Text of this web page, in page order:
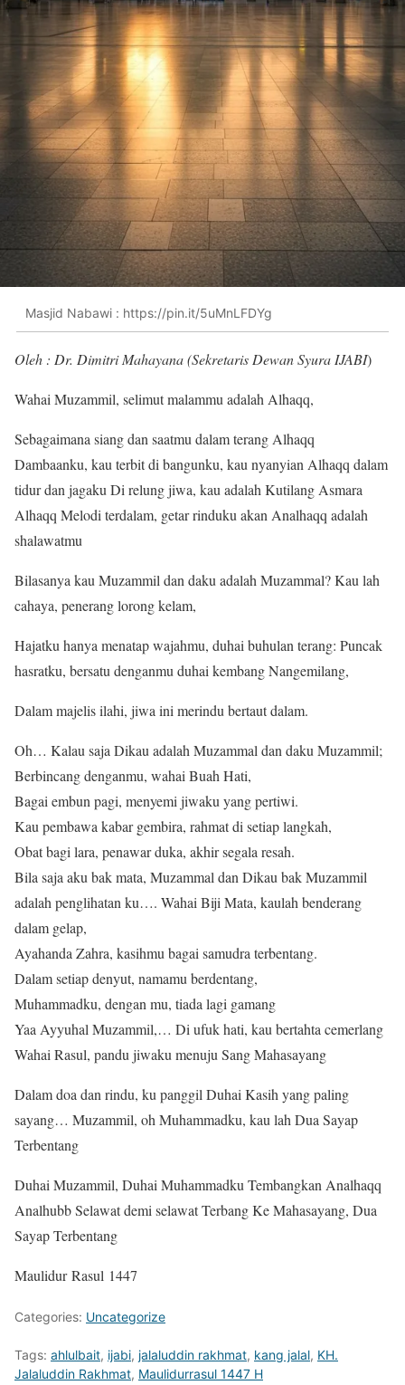
Masjid Nabawi : https://pin.it/5uMnLFDYg
Oleh : Dr. Dimitri Mahayana (Sekretaris Dewan Syura IJABI)
Wahai Muzammil, selimut malammu adalah Alhaqq,
Sebagaimana siang dan saatmu dalam terang Alhaqq
Dambaanku, kau terbit di bangunku, kau nyanyian Alhaqq dalam
tidur dan jagaku Di relung jiwa, kau adalah Kutilang Asmara
Alhaqq Melodi terdalam, getar rinduku akan Analhaqq adalah
shalawatmu
Bilasanya kau Muzammil dan daku adalah Muzammal? Kau lah
cahaya, penerang lorong kelam,
Hajatku hanya menatap wajahmu, duhai buhulan terang: Puncak
hasratku, bersatu denganmu duhai kembang Nangemilang,
Dalam majelis ilahi, jiwa ini merindu bertaut dalam.
Oh… Kalau saja Dikau adalah Muzammal dan daku Muzammil;
Berbincang denganmu, wahai Buah Hati,
Bagai embun pagi, menyemi jiwaku yang pertiwi.
Kau pembawa kabar gembira, rahmat di setiap langkah,
Obat bagi lara, penawar duka, akhir segala resah.
Bila saja aku bak mata, Muzammal dan Dikau bak Muzammil
adalah penglihatan ku…. Wahai Biji Mata, kaulah benderang
dalam gelap,
Ayahanda Zahra, kasihmu bagai samudra terbentang.
Dalam setiap denyut, namamu berdentang,
Muhammadku, dengan mu, tiada lagi gamang
Yaa Ayyuhal Muzammil,… Di ufuk hati, kau bertahta cemerlang
Wahai Rasul, pandu jiwaku menuju Sang Mahasayang
Dalam doa dan rindu, ku panggil Duhai Kasih yang paling
sayang… Muzammil, oh Muhammadku, kau lah Dua Sayap
Terbentang
Duhai Muzammil, Duhai Muhammadku Tembangkan Analhaqq
Analhubb Selawat demi selawat Terbang Ke Mahasayang, Dua
Sayap Terbentang
Maulidur Rasul 1447
Categories: Uncategorize
Tags: ahlulbait, ijabi, jalaluddin rakhmat, kang jalal, KH.
Jalaluddin Rakhmat, Maulidurrasul 1447 H